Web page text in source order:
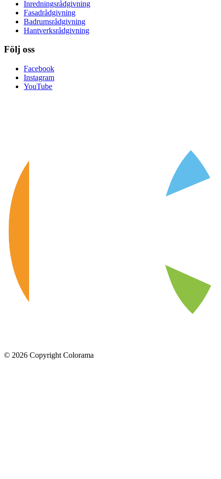
Inredningsrådgivning
Fasadrådgivning
Badrumsrådgivning
Hantverksrådgivning
Följ oss
Facebook
Instagram
YouTube
© 2026 Copyright Colorama